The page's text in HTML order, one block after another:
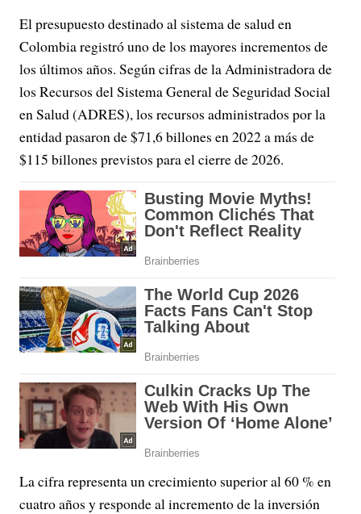
El presupuesto destinado al sistema de salud en
Colombia registró uno de los mayores incrementos de
los últimos años. Según cifras de la Administradora de
los Recursos del Sistema General de Seguridad Social
en Salud (ADRES), los recursos administrados por la
entidad pasaron de $71,6 billones en 2022 a más de
$115 billones previstos para el cierre de 2026.
La cifra representa un crecimiento superior al 60 % en
cuatro años y responde al incremento de la inversión